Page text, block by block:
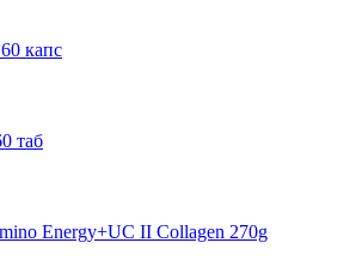
капс
таб
Energy+UC II Collagen 270g